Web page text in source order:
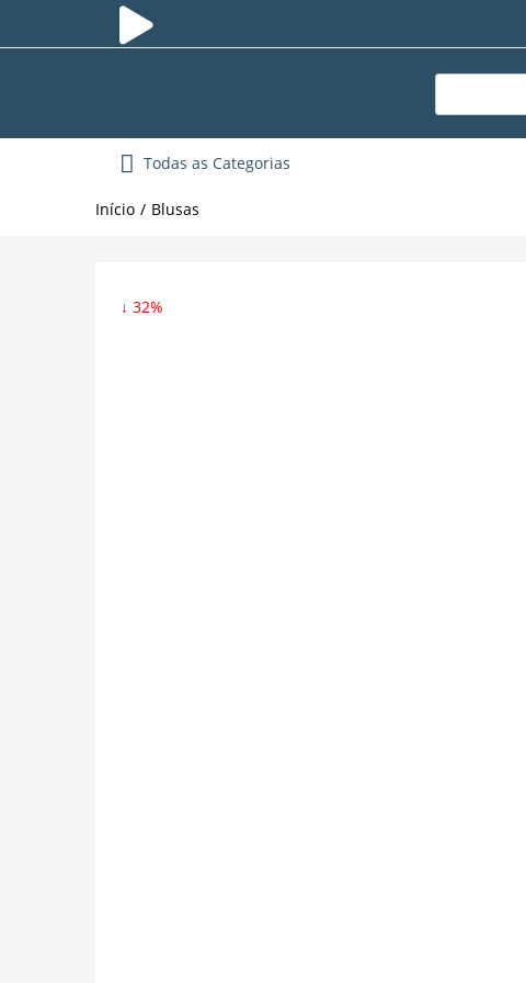
Todas as Categorias
Início Blusas
↓ 32%